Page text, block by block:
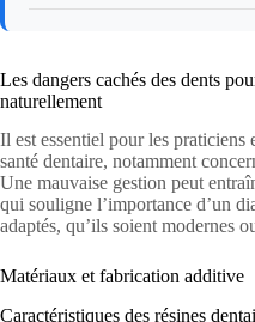
Les dangers cachés des dents
naturellement
Il est essentiel pour les praticiens
santé dentaire, notamment
Une mauvaise gestion peut
qui souligne l’importance d’un
adaptés, qu’ils soient modernes
Matériaux et fabrication additive
Caractéristiques des résines